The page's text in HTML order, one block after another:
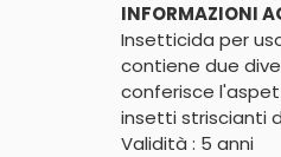
INFORMAZIONI
Insetticida per
contiene due
conferisce
insetti striscianti
Validità : 5 anni